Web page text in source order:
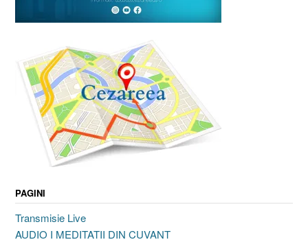
PAGINI
Transmisie Live
AUDIO I MEDITATII DIN CUVANT